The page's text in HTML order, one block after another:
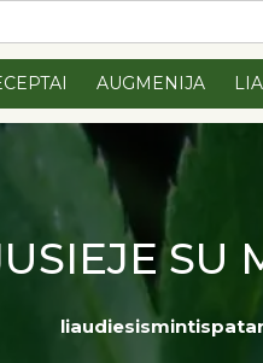
AUGMENIJA
SU